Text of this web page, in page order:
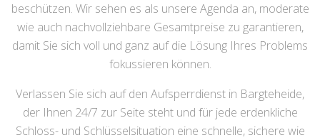
beschützen. Wir sehen es als unsere Agenda an, moderate
wie auch nachvollziehbare Gesamtpreise zu garantieren,
damit Sie sich voll und ganz auf die Lösung Ihres Problems
fokussieren können.
Verlassen Sie sich auf den Aufsperrdienst in Bargteheide,
der Ihnen 24/7 zur Seite steht und für jede erdenkliche
Schloss- und Schlüsselsituation eine schnelle, sichere wie